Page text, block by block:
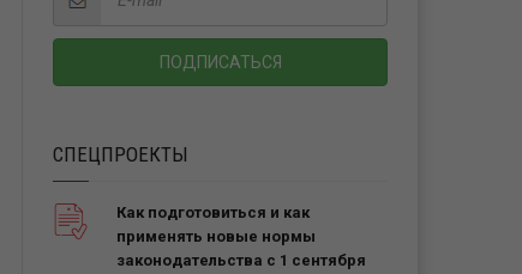
СПЕЦПРОЕКТЫ
Как подготовиться и как
применять новые нормы
законодательства с 1 сентября